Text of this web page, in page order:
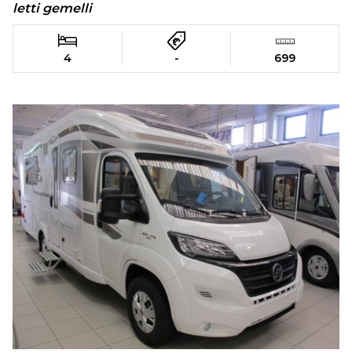
letti gemelli
4 - 699